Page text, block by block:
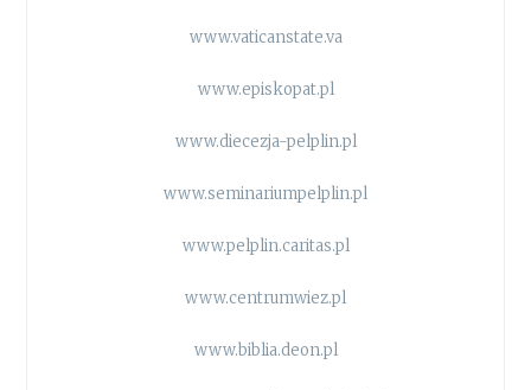
www.vaticanstate.va
www.episkopat.pl
www.diecezja-pelplin.pl
www.seminariumpelplin.pl
www.pelplin.caritas.pl
www.centrumwiez.pl
www.biblia.deon.pl